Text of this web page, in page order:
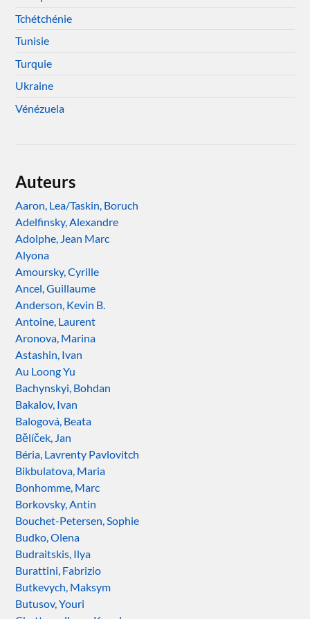
Tchétchénie
Tunisie
Turquie
Ukraine
Vénézuela
Auteurs
Aaron, Lea/Taskin, Boruch
Adelfinsky, Alexandre
Adolphe, Jean Marc
Alyona
Amoursky, Cyrille
Ancel, Guillaume
Anderson, Kevin B.
Antoine, Laurent
Aronova, Marina
Astashin, Ivan
Au Loong Yu
Bachynskyi, Bohdan
Bakalov, Ivan
Balogová, Beata
Bělíček, Jan
Béria, Lavrenty Pavlovitch
Bikbulatova, Maria
Bonhomme, Marc
Borkovsky, Antin
Bouchet-Petersen, Sophie
Budko, Olena
Budraitskis, Ilya
Burattini, Fabrizio
Butkevych, Maksym
Butusov, Youri